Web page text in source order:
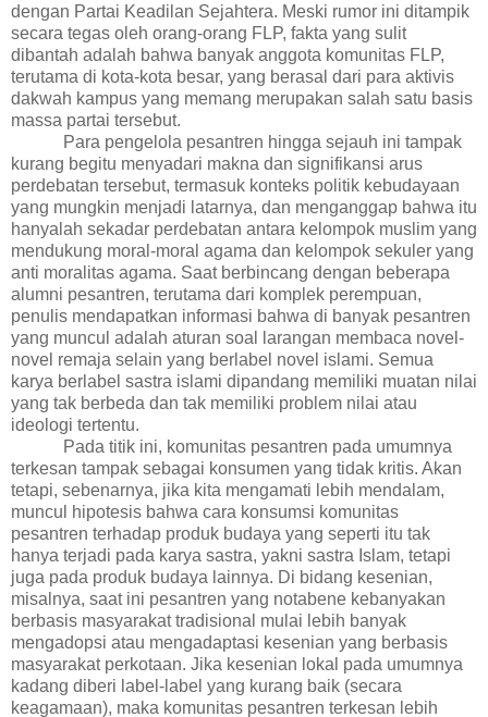
dengan Partai Keadilan Sejahtera. Meski rumor ini ditampik
secara tegas oleh orang-orang FLP, fakta yang sulit
dibantah adalah bahwa banyak anggota komunitas FLP,
terutama di kota-kota besar, yang berasal dari para aktivis
dakwah kampus yang memang merupakan salah satu basis
massa partai tersebut.
Para pengelola pesantren hingga sejauh ini tampak
kurang begitu menyadari makna dan signifikansi arus
perdebatan tersebut, termasuk konteks politik kebudayaan
yang mungkin menjadi latarnya, dan menganggap bahwa itu
hanyalah sekadar perdebatan antara kelompok muslim yang
mendukung moral-moral agama dan kelompok sekuler yang
anti moralitas agama. Saat berbincang dengan beberapa
alumni pesantren, terutama dari komplek perempuan,
penulis mendapatkan informasi bahwa di banyak pesantren
yang muncul adalah aturan soal larangan membaca novel-
novel remaja selain yang berlabel novel islami. Semua
karya berlabel sastra islami dipandang memiliki muatan nilai
yang tak berbeda dan tak memiliki problem nilai atau
ideologi tertentu.
Pada titik ini, komunitas pesantren pada umumnya
terkesan tampak sebagai konsumen yang tidak kritis. Akan
tetapi, sebenarnya, jika kita mengamati lebih mendalam,
muncul hipotesis bahwa cara konsumsi komunitas
pesantren terhadap produk budaya yang seperti itu tak
hanya terjadi pada karya sastra, yakni sastra Islam, tetapi
juga pada produk budaya lainnya. Di bidang kesenian,
misalnya, saat ini pesantren yang notabene kebanyakan
berbasis masyarakat tradisional mulai lebih banyak
mengadopsi atau mengadaptasi kesenian yang berbasis
masyarakat perkotaan. Jika kesenian lokal pada umumnya
kadang diberi label-label yang kurang baik (secara
keagamaan), maka komunitas pesantren terkesan lebih